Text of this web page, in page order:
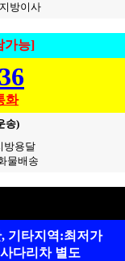
방이사
가능]
화
송)
방용달
물배송
기타지역:최저가
다리차 별도